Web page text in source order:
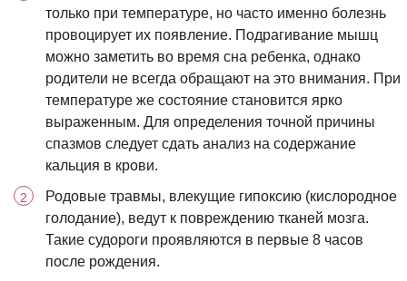
только при температуре, но часто именно болезнь
провоцирует их появление. Подрагивание мышц
можно заметить во время сна ребенка, однако
родители не всегда обращают на это внимания. При
температуре же состояние становится ярко
выраженным. Для определения точной причины
спазмов следует сдать анализ на содержание
кальция в крови.
Родовые травмы, влекущие гипоксию (кислородное
голодание), ведут к повреждению тканей мозга.
Такие судороги проявляются в первые 8 часов
после рождения.